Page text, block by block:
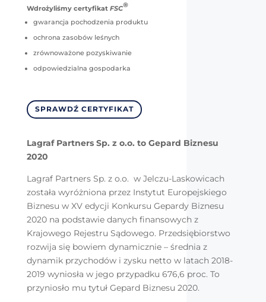
Wdrożyliśmy certyfikat FSC®
gwarancja pochodzenia produktu
ochrona zasobów leśnych
zrównoważone pozyskiwanie
odpowiedzialna gospodarka
SPRAWDŹ CERTYFIKAT
Lagraf Partners Sp. z o.o. to Gepard Biznesu
2020
Lagraf Partners Sp. z o.o. w Jelczu-Laskowicach
została wyróżniona przez Instytut Europejskiego
Biznesu w XV edycji Konkursu Gepardy Biznesu
2020 na podstawie danych finansowych z
Krajowego Rejestru Sądowego. Przedsiębiorstwo
rozwija się bowiem dynamicznie – średnia z
dynamik przychodów i zysku netto w latach 2018-
2019 wyniosła w jego przypadku 676,6 proc. To
przyniosło mu tytuł Gepard Biznesu 2020.